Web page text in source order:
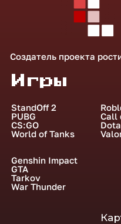
Создатель проекта
Игры
StandOff 2
PUBG
CS:GO
World of Tanks
Call
Genshin Impact
GTA
Tarkov
War Thunder